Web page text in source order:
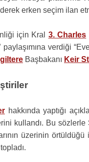
erken seçim ilan
için Kral 3. Charles
verdiği
Başbakanı Keir
hakkında yaptığı
kullandı. Bu sözlerle
üzerinin örtüldüğü